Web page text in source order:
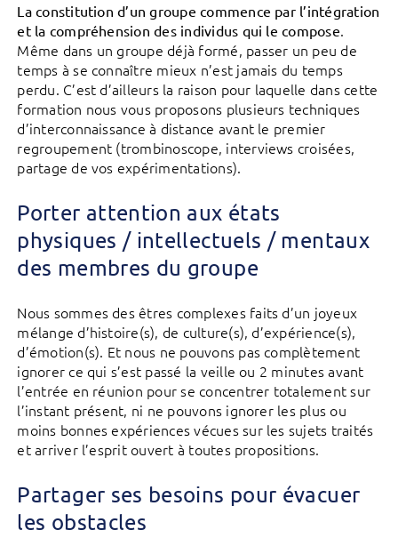
La constitution d’un groupe commence par l’intégration
et la compréhension des individus qui le compose.
Même dans un groupe déjà formé, passer un peu de
temps à se connaître mieux n’est jamais du temps
perdu. C’est d’ailleurs la raison pour laquelle dans cette
formation nous vous proposons plusieurs techniques
d’interconnaissance à distance avant le premier
regroupement (trombinoscope, interviews croisées,
partage de vos expérimentations).
Porter attention aux états
physiques / intellectuels / mentaux
des membres du groupe
Nous sommes des êtres complexes faits d’un joyeux
mélange d’histoire(s), de culture(s), d’expérience(s),
d’émotion(s). Et nous ne pouvons pas complètement
ignorer ce qui s’est passé la veille ou 2 minutes avant
l’entrée en réunion pour se concentrer totalement sur
l’instant présent, ni ne pouvons ignorer les plus ou
moins bonnes expériences vécues sur les sujets traités
et arriver l’esprit ouvert à toutes propositions.
Partager ses besoins pour évacuer
les obstacles